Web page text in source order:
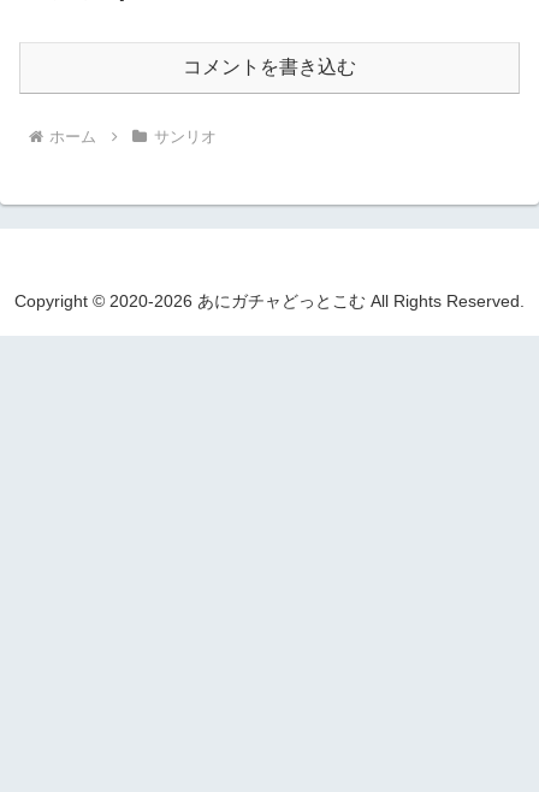
コメントを書き込む
ホーム サンリオ
Copyright © 2020-2026 あにガチャどっとこむ All Rights Reserved.